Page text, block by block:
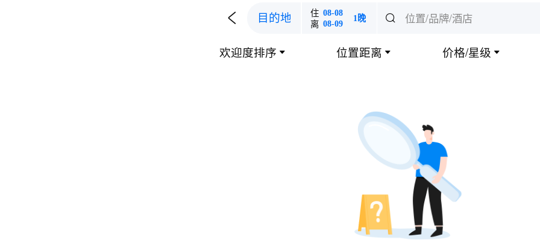
 目的地 住 08-08
离 08-09
1晚  位置/品牌/酒店
欢迎度排序  位置距离  价格/星级 